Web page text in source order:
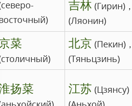
吉林 (Гирин)
(Ляонин)
菜 北京 (Пекин)
(Тяньцзинь)
扬菜 江苏 (Цзянсу)